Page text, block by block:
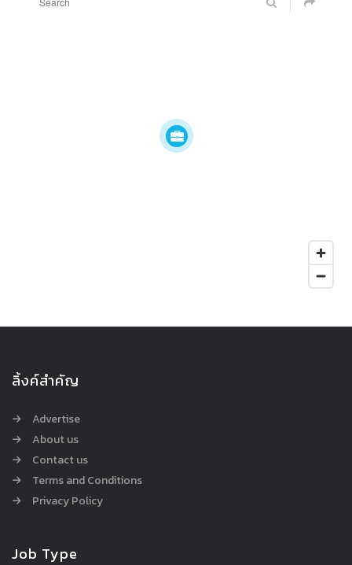
ลิ้งค์สำคัญ
Advertise
About us
Contact us
Terms and Conditions
Privacy Policy
Job Type